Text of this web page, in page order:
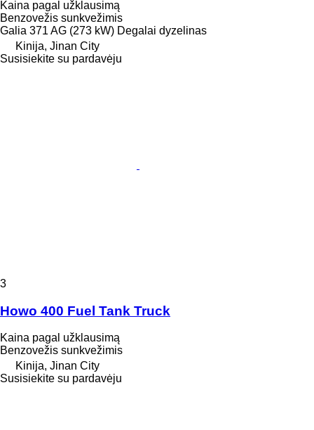
Kaina pagal užklausimą
Benzovežis sunkvežimis
Galia 371 AG (273 kW) Degalai dyzelinas
Kinija, Jinan City
Susisiekite su pardavėju
3
Howo 400 Fuel Tank Truck
Kaina pagal užklausimą
Benzovežis sunkvežimis
Kinija, Jinan City
Susisiekite su pardavėju